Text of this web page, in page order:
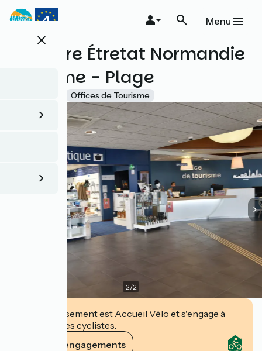
Aller
au
principalclose
Menu
Le Havre Étretat Normandie
Tourisme - Plage
Offices de Tourisme
2/2
Cet établissement est Accueil Vélo et s'engage à
accueillir des cyclistes.
Voir ses engagements